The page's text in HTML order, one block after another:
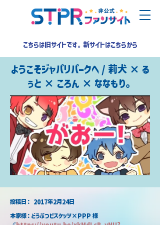
こちらは旧サイトです。新サイトはこちらから
ようこそジャパリパークへ / 莉犬 × る
ぅと × ころん × ななもり。
2017年2月24日
​投稿日：
本家様：どうぶつビスケッツ×PPP 様